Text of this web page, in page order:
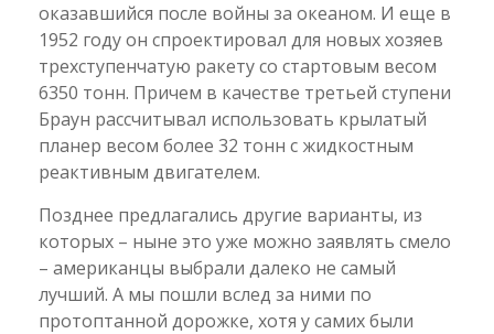
оказавшийся после войны за океаном. И еще в
1952 году он спроектировал для новых хозяев
трехступенчатую ракету со стартовым весом
6350 тонн. Причем в качестве третьей ступени
Браун рассчитывал использовать крылатый
планер весом более 32 тонн с жидкостным
реактивным двигателем.
Позднее предлагались другие варианты, из
которых – ныне это уже можно заявлять смело
– американцы выбрали далеко не самый
лучший. А мы пошли вслед за ними по
протоптанной дорожке, хотя у самих были